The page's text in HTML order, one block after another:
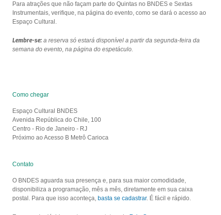
Para atrações que não façam parte do Quintas no BNDES e Sextas
Instrumentais, verifique, na página do evento, como se dará o acesso ao
Espaço Cultural.
Lembre-se:a reserva só estará disponível a partir da segunda-feira da
semana do evento, na página do espetáculo.
Como chegar
Espaço Cultural BNDES
Avenida República do Chile, 100
Centro - Rio de Janeiro - RJ
Próximo ao Acesso B Metrô Carioca
Contato
O BNDES aguarda sua presença e, para sua maior comodidade,
disponibiliza a programação, mês a mês, diretamente em sua caixa
postal. Para que isso aconteça, basta se cadastrar. É fácil e rápido.